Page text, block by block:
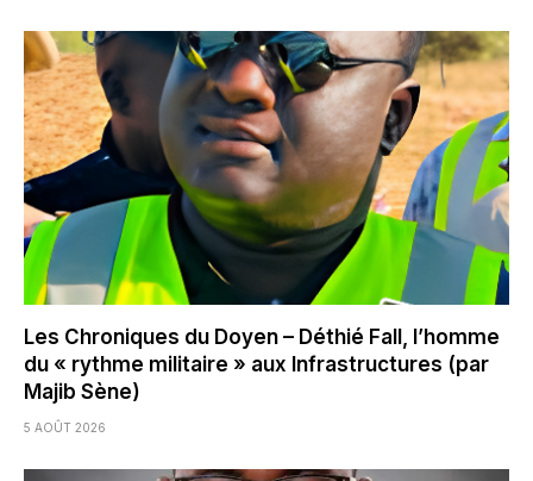
Les Chroniques du Doyen – Déthié Fall, l’homme
du « rythme militaire » aux Infrastructures (par
Majib Sène)
5 AOÛT 2026